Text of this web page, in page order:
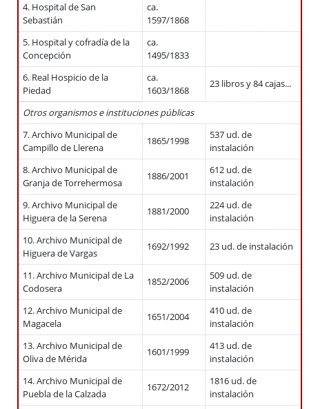
4. Hospital de San
Sebastián
ca.
1597/1868
5. Hospital y cofradía de la
Concepción
ca.
1495/1833
6. Real Hospicio de la
Piedad
ca.
1603/1868
23 libros y 84 cajas...
Otros organismos e instituciones públicas
7. Archivo Municipal de
Campillo de Llerena
1865/1998
537 ud. de
instalación
8. Archivo Municipal de
Granja de Torrehermosa
1886/2001
612 ud. de
instalación
9. Archivo Municipal de
Higuera de la Serena
1881/2000
224 ud. de
instalación
10. Archivo Municipal de
Higuera de Vargas
1692/1992 23 ud. de instalación
11. Archivo Municipal de La
Codosera
1852/2006
509 ud. de
instalación
12. Archivo Municipal de
Magacela
1651/2004
410 ud. de
instalación
13. Archivo Municipal de
Oliva de Mérida
1601/1999
413 ud. de
instalación
14. Archivo Municipal de
Puebla de la Calzada
1672/2012
1816 ud. de
instalación